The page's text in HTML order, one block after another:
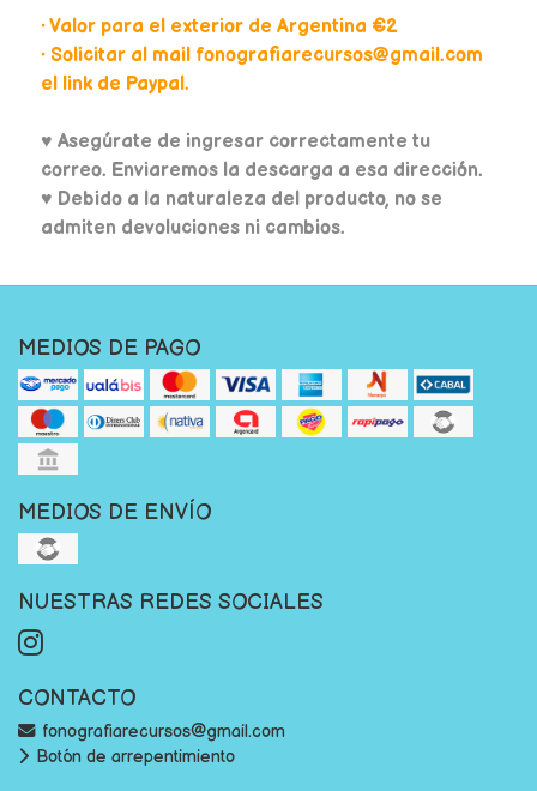
• Valor para el exterior de Argentina €2
• Solicitar al mail fonografiarecursos@gmail.com
el link de Paypal.
♥ Asegúrate de ingresar correctamente tu
correo. Enviaremos la descarga a esa dirección.
♥ Debido a la naturaleza del producto, no se
admiten devoluciones ni cambios.
MEDIOS DE PAGO
MEDIOS DE ENVÍO
NUESTRAS REDES SOCIALES
CONTACTO
fonografiarecursos@gmail.com
Botón de arrepentimiento